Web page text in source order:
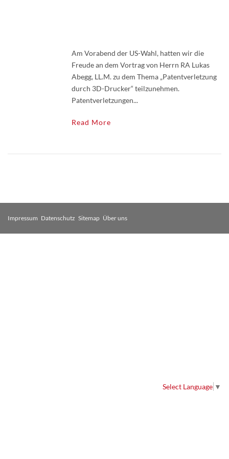
Select Language ▼
Am Vorabend der US-Wahl, hatten wir die
Freude an dem Vortrag von Herrn RA Lukas
Abegg, LL.M. zu dem Thema „Patentverletzung
durch 3D-Drucker“ teilzunehmen.
Patentverletzungen...
Read More
Impressum Datenschutz Sitemap Über uns